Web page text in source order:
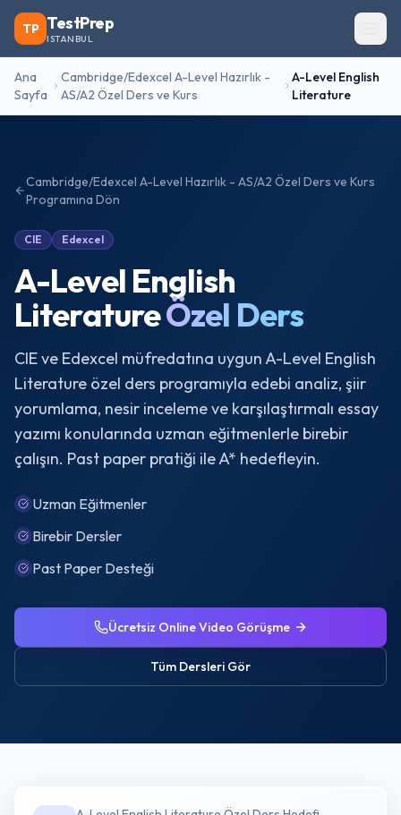
TP TestPrep
ISTANBUL
Ana
Sayfa
Cambridge/Edexcel A-Level Hazırlık -
AS/A2 Özel Ders ve Kurs
A-Level English
Literature
Cambridge/Edexcel A-Level Hazırlık - AS/A2 Özel Ders ve Kurs
Programına Dön
CIE Edexcel
A-Level English
LiteratureÖzel Ders
CIE ve Edexcel müfredatına uygun A-Level English
Literature özel ders programıyla edebi analiz, şiir
yorumlama, nesir inceleme ve karşılaştırmalı essay
yazımı konularında uzman eğitmenlerle birebir
çalışın. Past paper pratiği ile A* hedefleyin.
Uzman Eğitmenler
Birebir Dersler
Past Paper Desteği
Ücretsiz Online Video Görüşme
Tüm Dersleri Gör